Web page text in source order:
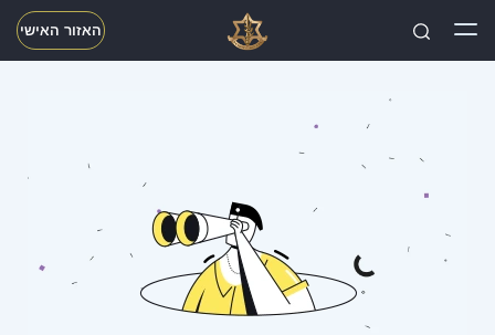
חפשו האזור האישי